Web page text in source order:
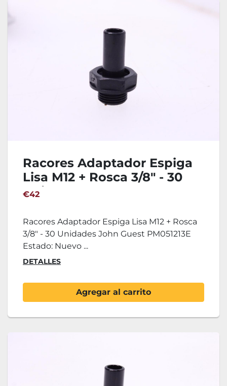
Racores Adaptador Espiga
Lisa M12 + Rosca 3/8" - 30
Unidades John Guest
€42
Racores Adaptador Espiga Lisa M12 + Rosca
3/8" - 30 Unidades John Guest PM051213E
Estado: Nuevo ...
DETALLES
Agregar al carrito